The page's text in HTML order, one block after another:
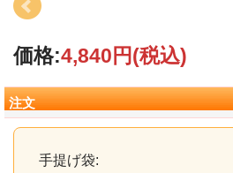
価格:4,840円(税込)
注文
手提げ袋: